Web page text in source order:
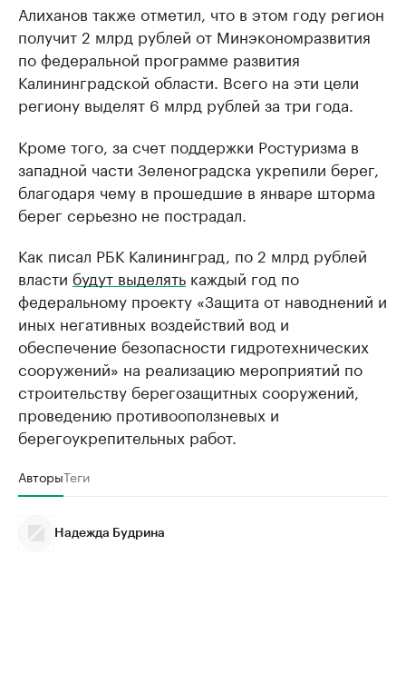
Алиханов также отметил, что в этом году регион
получит 2 млрд рублей от Минэкономразвития
по федеральной программе развития
Калининградской области. Всего на эти цели
региону выделят 6 млрд рублей за три года.
Кроме того, за счет поддержки Ростуризма в
западной части Зеленоградска укрепили берег,
благодаря чему в прошедшие в январе шторма
берег серьезно не пострадал.
Как писал РБК Калининград, по 2 млрд рублей
власти будут выделять каждый год по
федеральному проекту «Защита от наводнений и
иных негативных воздействий вод и
обеспечение безопасности гидротехнических
сооружений» на реализацию мероприятий по
строительству берегозащитных сооружений,
проведению противооползневых и
берегоукрепительных работ.
АвторыТеги
Надежда Будрина